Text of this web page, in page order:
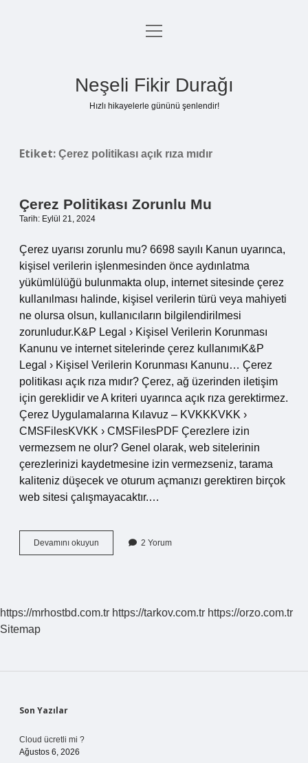
Anasayfa
menüyü
Neşeli Fikir Durağı
Hızlı hikayelerle gününü şenlendir!
Etiket: Çerez politikası açık rıza mıdır
Çerez Politikası Zorunlu Mu
Tarih: Eylül 21, 2024
Çerez uyarısı zorunlu mu? 6698 sayılı Kanun uyarınca,
kişisel verilerin işlenmesinden önce aydınlatma
yükümlülüğü bulunmakta olup, internet sitesinde çerez
kullanılması halinde, kişisel verilerin türü veya mahiyeti
ne olursa olsun, kullanıcıların bilgilendirilmesi
zorunludur.K&P ​​Legal › Kişisel Verilerin Korunması
Kanunu ve internet sitelerinde çerez kullanımıK&P
Legal › Kişisel Verilerin Korunması Kanunu… Çerez
politikası açık rıza mıdır? Çerez, ağ üzerinden iletişim
için gereklidir ve A kriteri uyarınca açık rıza gerektirmez.
Çerez Uygulamalarına Kılavuz – KVKKKVKK ›
CMSFilesKVKK › CMSFilesPDF Çerezlere izin
vermezsem ne olur? Genel olarak, web sitelerinin
çerezlerinizi kaydetmesine izin vermezseniz, tarama
kaliteniz düşecek ve oturum açmanızı gerektiren birçok
web sitesi çalışmayacaktır.…
Devamını okuyun
Politikası
2 Yorum
https://mrhostbd.com.tr https://tarkov.com.tr https://orzo.com.tr
Sitemap
Sidebar
Son Yazılar
Cloud ücretli mi ?
Ağustos 6, 2026